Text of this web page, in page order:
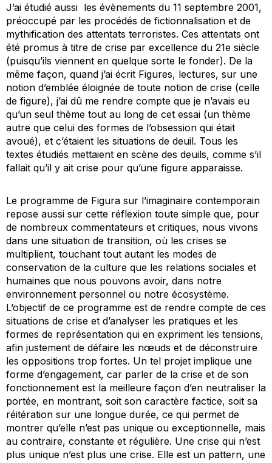
J’ai étudié aussi les évènements du 11 septembre 2001,
préoccupé par les procédés de fictionnalisation et de
mythification des attentats terroristes. Ces attentats ont
été promus à titre de crise par excellence du 21e siècle
(puisqu’ils viennent en quelque sorte le fonder). De la
même façon, quand j’ai écrit Figures, lectures, sur une
notion d’emblée éloignée de toute notion de crise (celle
de figure), j’ai dû me rendre compte que je n’avais eu
qu’un seul thème tout au long de cet essai (un thème
autre que celui des formes de l’obsession qui était
avoué), et c’étaient les situations de deuil. Tous les
textes étudiés mettaient en scène des deuils, comme s’il
fallait qu’il y ait crise pour qu’une figure apparaisse.
Le programme de Figura sur l’imaginaire contemporain
repose aussi sur cette réflexion toute simple que, pour
de nombreux commentateurs et critiques, nous vivons
dans une situation de transition, où les crises se
multiplient, touchant tout autant les modes de
conservation de la culture que les relations sociales et
humaines que nous pouvons avoir, dans notre
environnement personnel ou notre écosystème.
L’objectif de ce programme est de rendre compte de ces
situations de crise et d’analyser les pratiques et les
formes de représentation qui en expriment les tensions,
afin justement de défaire les nœuds et de déconstruire
les oppositions trop fortes. Un tel projet implique une
forme d’engagement, car parler de la crise et de son
fonctionnement est la meilleure façon d’en neutraliser la
portée, en montrant, soit son caractère factice, soit sa
réitération sur une longue durée, ce qui permet de
montrer qu’elle n’est pas unique ou exceptionnelle, mais
au contraire, constante et régulière. Une crise qui n’est
plus unique n’est plus une crise. Elle est un pattern, une